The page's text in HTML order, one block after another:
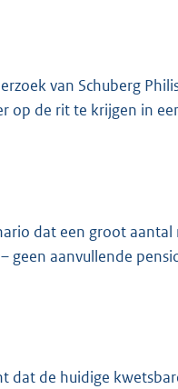
van Schuberg
op de rit te krijgen in
dat een groot
geen aanvullende
dat de huidige